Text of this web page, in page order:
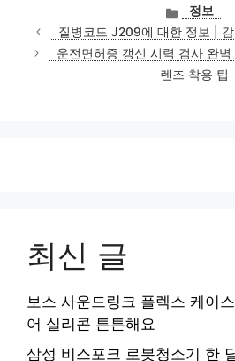
카
테
고
리
정보
질병코드 J209에 대한 정보 |
운전면허증 갱신 시력 검사 완
렌즈 착용 팁
최신 글
보스 사운드링크 플렉스 케이
어 실리콘 튼튼해요
삼성 비스포크 로봇청소기 한